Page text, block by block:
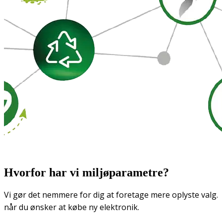
Hvorfor har vi miljøparametre?
Vi gør det nemmere for dig at foretage mere oplyste valg.
når du ønsker at købe ny elektronik.